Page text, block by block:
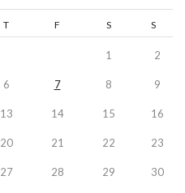
T F S S
1 2
6 7 8 9
13 14 15 16
20 21 22 23
27 28 29 30